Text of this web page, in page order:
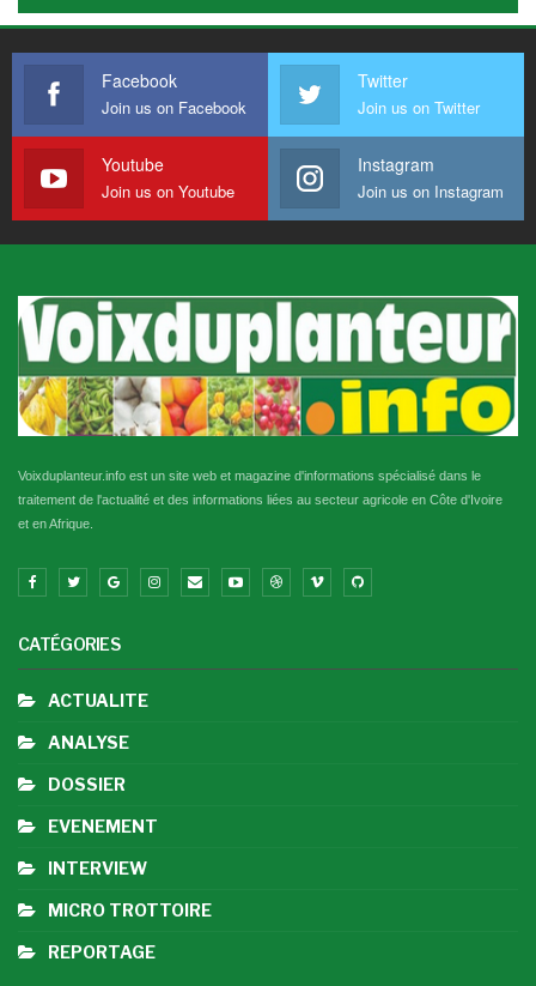
Facebook
Join us on Facebook
Twitter
Join us on Twitter
Youtube
Join us on Youtube
Instagram
Join us on Instagram
Voixduplanteur.info est un site web et magazine d'informations spécialisé dans le
traitement de l'actualité et des informations liées au secteur agricole en Côte d'Ivoire
et en Afrique.
CATÉGORIES
ACTUALITE
ANALYSE
DOSSIER
EVENEMENT
INTERVIEW
MICRO TROTTOIRE
REPORTAGE